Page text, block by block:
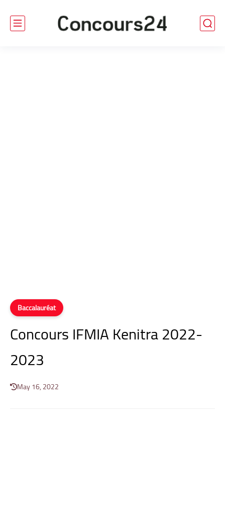
Baccalauréat
Concours IFMIA Kenitra 2022-
2023
May 16, 2022